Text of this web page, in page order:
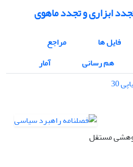
ابزاری و تجدد ماهوی
فایل ها
مراجع
هم رسانی
آمار
مستقل